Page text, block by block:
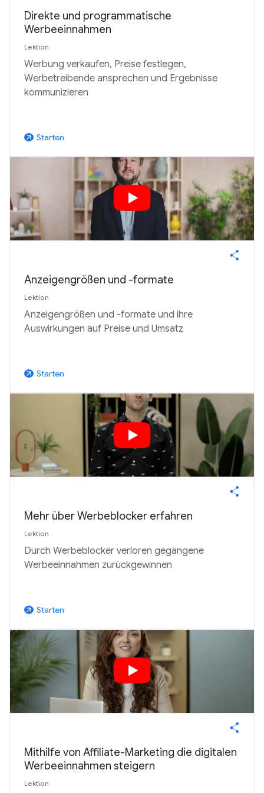
Direkte und programmatische
Werbeeinnahmen
Lektion
Werbung verkaufen, Preise festlegen,
Werbetreibende ansprechen und Ergebnisse
kommunizieren
arrow_outward Starten
Anzeigengrößen und -formate
Lektion
Anzeigengrößen und -formate und ihre
Auswirkungen auf Preise und Umsatz
arrow_outward Starten
Mehr über Werbeblocker erfahren
Lektion
Durch Werbeblocker verloren gegangene
Werbeeinnahmen zurückgewinnen
arrow_outward Starten
Mithilfe von Affiliate-Marketing die digitalen
Werbeeinnahmen steigern
Lektion